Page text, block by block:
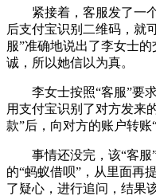
紧接着，客服发了一个
后支付宝识别二维码，就
服”准确地说出了李女士
诚，所以她信以为真。
李女士按照“客服”要求
用支付宝识别了对方发来
款”后，向对方的账户转账
事情还没完，该“客服”
的“蚂蚁借呗”，从里面再
了疑心，进行追问，结果